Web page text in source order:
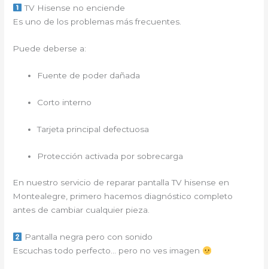
TV Hisense no enciende
Es uno de los problemas más frecuentes.
Puede deberse a:
Fuente de poder dañada
Corto interno
Tarjeta principal defectuosa
Protección activada por sobrecarga
En nuestro servicio de reparar pantalla TV hisense en
Montealegre, primero hacemos diagnóstico completo
antes de cambiar cualquier pieza.
Pantalla negra pero con sonido
Escuchas todo perfecto… pero no ves imagen